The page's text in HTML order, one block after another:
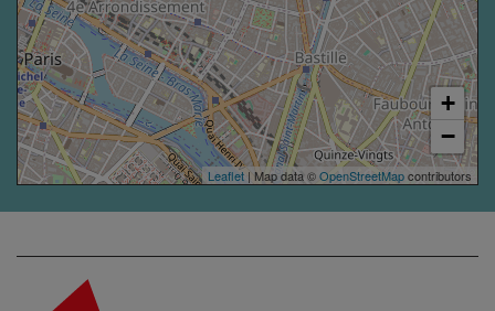
+
−
Leaflet | Map data ©OpenStreetMapcontributors